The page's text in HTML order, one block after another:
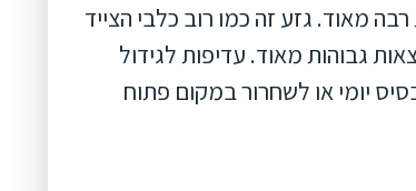
מאוד. גזע זה כמו רוב כלבי הצייד
גבוהות מאוד. עדיפות לגידול
יומי או לשחרור במקום פתוח